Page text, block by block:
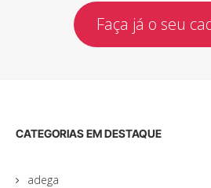
Faça já o seu
CATEGORIAS EM DESTAQUE
adega